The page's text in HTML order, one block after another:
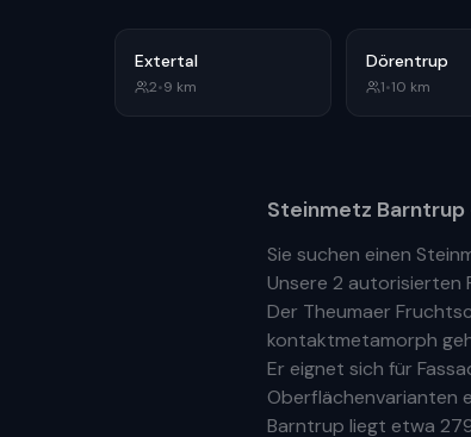
Extertal
2•9 km
Dörentrup
1•10 km
Steinmetz Barntrup
Sie suchen einen
Unsere 2 autorisierten
Der Theumaer
kontaktmetamorph
Er eignet sich für
Oberflächenvarianten
Barntrup liegt etwa